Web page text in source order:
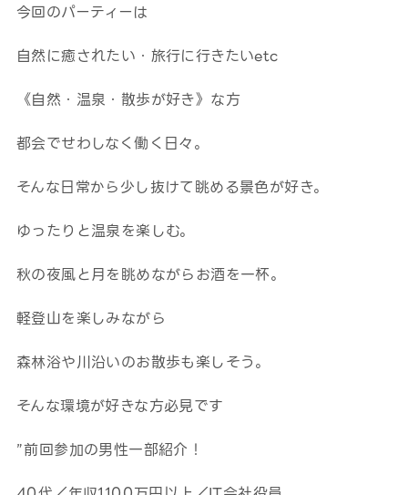
今回のパーティーは
自然に癒されたい・旅行に行きたいetc
《自然・温泉・散歩が好き》な方
都会でせわしなく働く日々。
そんな日常から少し抜けて眺める景色が好き。
ゆったりと温泉を楽しむ。
秋の夜風と月を眺めながらお酒を一杯。
軽登山を楽しみながら
森林浴や川沿いのお散歩も楽しそう。
そんな環境が好きな方必見です
”前回参加の男性一部紹介！